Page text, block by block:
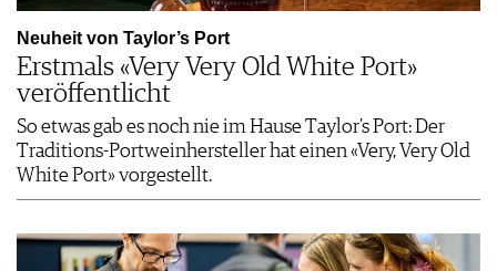
Neuheit von Taylor’s Port
Erstmals «Very Very Old White Port»
veröffentlicht
So etwas gab es noch nie im Hause Taylor’s Port: Der
Traditions-Portweinhersteller hat einen «Very, Very Old
White Port» vorgestellt.